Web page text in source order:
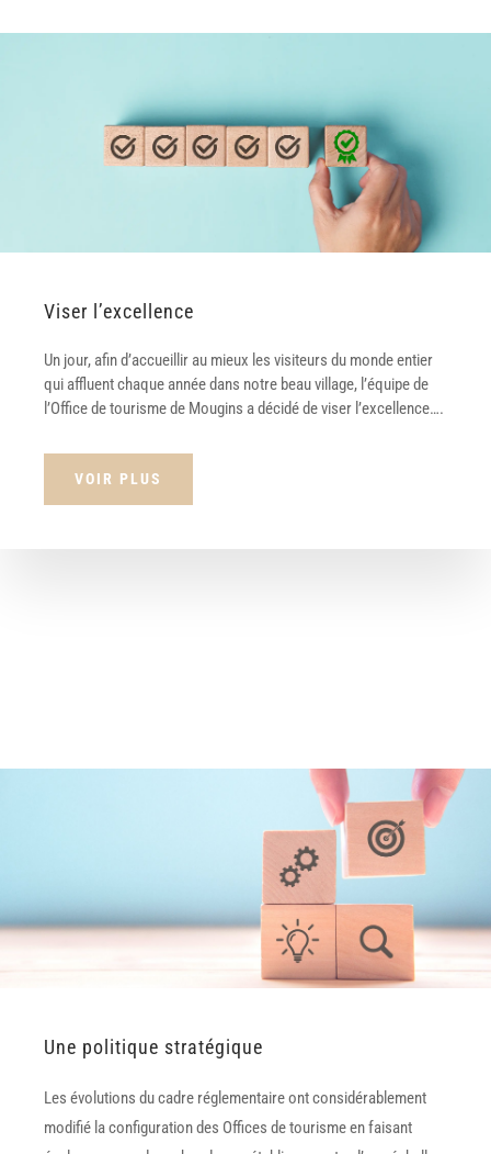
Viser l’excellence
Un jour, afin d’accueillir au mieux les visiteurs du monde entier
qui affluent chaque année dans notre beau village, l’équipe de
l’Office de tourisme de Mougins a décidé de viser l’excellence….
VOIR PLUS
Une politique stratégique
Les évolutions du cadre réglementaire ont considérablement
modifié la configuration des Offices de tourisme en faisant